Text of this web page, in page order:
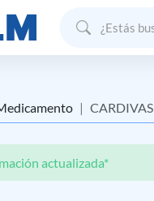
CARDIVAS
actualizada*